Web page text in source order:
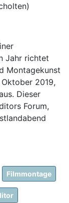
Jahr richtet
Montagekunst
2019,
Dieser
Forum,
Filmmontage